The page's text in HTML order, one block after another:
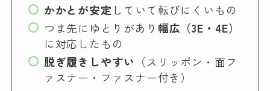
かかとが安定 していて転びにくいもの
つま先にゆとりがあり 幅広（3E・4E）
に対応したもの
脱ぎ履きしやすい （スリッポン・面フ
ァスナー・ファスナー付き）